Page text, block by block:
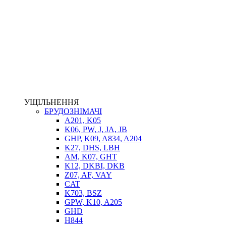
ВТУЛКИ
УЩІЛЬНЕННЯ
БРУДОЗНІМАЧІ
A201, K05
K06, PW, J, JA, JB
GHP, K09, A834, A204
K27, DHS, LBH
AM, K07, GHT
K12, DKBI, DKB
Z07, AF, VAY
CAT
K703, BSZ
GPW, K10, A205
GHD
H844